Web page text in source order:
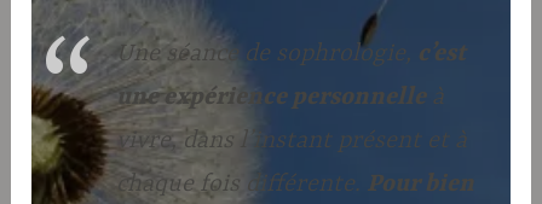
Une séance de sophrologie, c’est
une expérience personnelleà
vivre, dans l’instant présent et à
chaque fois différente. Pour bien